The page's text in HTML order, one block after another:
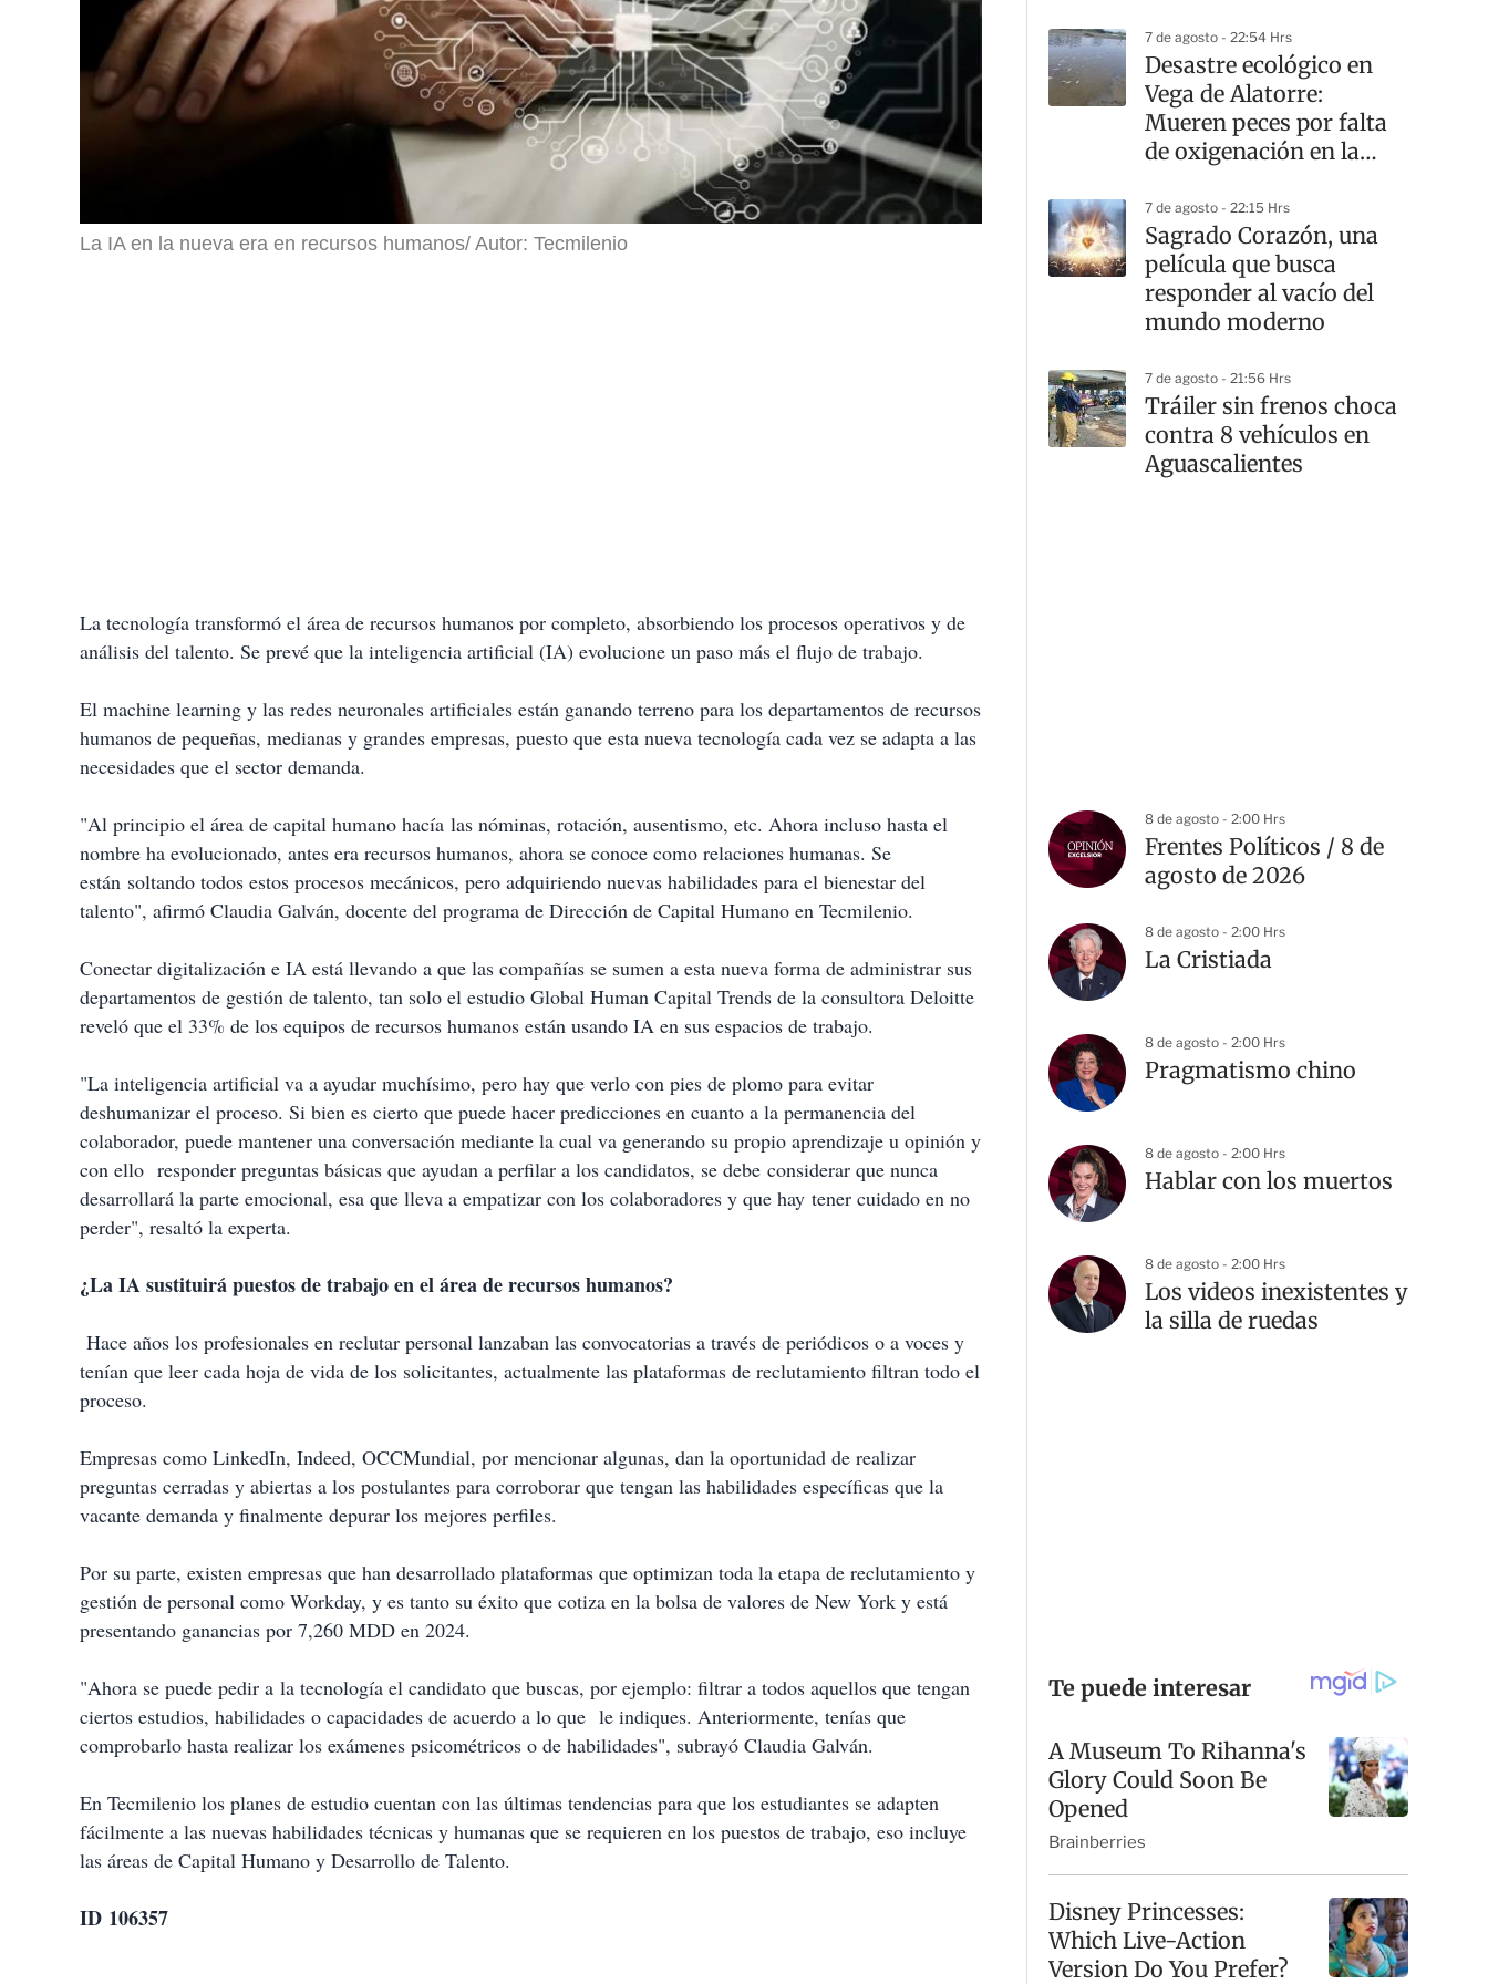
La IA en la nueva era en recursos humanos/ Autor: Tecmilenio
La tecnología transformó el área de recursos humanos por completo, absorbiendo los procesos operativos y de
análisis del talento. Se prevé que la inteligencia artificial (IA) evolucione un paso más el flujo de trabajo.
El machine learning y las redes neuronales artificiales están ganando terreno para los departamentos de recursos
humanos de pequeñas, medianas y grandes empresas, puesto que esta nueva tecnología cada vez se adapta a las
necesidades que el sector demanda.
"Al principio el área de capital humano hacía las nóminas, rotación, ausentismo, etc. Ahora incluso hasta el
nombre ha evolucionado, antes era recursos humanos, ahora se conoce como relaciones humanas. Se
están soltando todos estos procesos mecánicos, pero adquiriendo nuevas habilidades para el bienestar del
talento", afirmó Claudia Galván, docente del programa de Dirección de Capital Humano en Tecmilenio.
Conectar digitalización e IA está llevando a que las compañías se sumen a esta nueva forma de administrar sus
departamentos de gestión de talento, tan solo el estudio Global Human Capital Trends de la consultora Deloitte
reveló que el 33% de los equipos de recursos humanos están usando IA en sus espacios de trabajo.
"La inteligencia artificial va a ayudar muchísimo, pero hay que verlo con pies de plomo para evitar
deshumanizar el proceso. Si bien es cierto que puede hacer predicciones en cuanto a la permanencia del
colaborador, puede mantener una conversación mediante la cual va generando su propio aprendizaje u opinión y
con ello responder preguntas básicas que ayudan a perfilar a los candidatos, se debe considerar que nunca
desarrollará la parte emocional, esa que lleva a empatizar con los colaboradores y que hay tener cuidado en no
perder", resaltó la experta.
¿La IA sustituirá puestos de trabajo en el área de recursos humanos?
Hace años los profesionales en reclutar personal lanzaban las convocatorias a través de periódicos o a voces y
tenían que leer cada hoja de vida de los solicitantes, actualmente las plataformas de reclutamiento filtran todo el
proceso.
Empresas como LinkedIn, Indeed, OCCMundial, por mencionar algunas, dan la oportunidad de realizar
preguntas cerradas y abiertas a los postulantes para corroborar que tengan las habilidades específicas que la
vacante demanda y finalmente depurar los mejores perfiles.
Por su parte, existen empresas que han desarrollado plataformas que optimizan toda la etapa de reclutamiento y
gestión de personal como Workday, y es tanto su éxito que cotiza en la bolsa de valores de New York y está
presentando ganancias por 7,260 MDD en 2024.
"Ahora se puede pedir a la tecnología el candidato que buscas, por ejemplo: filtrar a todos aquellos que tengan
ciertos estudios, habilidades o capacidades de acuerdo a lo que le indiques. Anteriormente, tenías que
comprobarlo hasta realizar los exámenes psicométricos o de habilidades", subrayó Claudia Galván.
En Tecmilenio los planes de estudio cuentan con las últimas tendencias para que los estudiantes se adapten
fácilmente a las nuevas habilidades técnicas y humanas que se requieren en los puestos de trabajo, eso incluye
las áreas de Capital Humano y Desarrollo de Talento.
ID 106357
7 de agosto - 22:54 Hrs
Desastre ecológico en
Vega de Alatorre:
Mueren peces por falta
de oxigenación en la
7 de agosto - 22:15 Hrs
Sagrado Corazón, una
película que busca
responder al vacío del
mundo moderno
7 de agosto - 21:56 Hrs
Tráiler sin frenos choca
contra 8 vehículos en
Aguascalientes
8 de agosto - 2:00 Hrs
Frentes Políticos / 8 de
agosto de 2026
8 de agosto - 2:00 Hrs
La Cristiada
8 de agosto - 2:00 Hrs
Pragmatismo chino
8 de agosto - 2:00 Hrs
Hablar con los muertos
8 de agosto - 2:00 Hrs
Los videos inexistentes y
la silla de ruedas